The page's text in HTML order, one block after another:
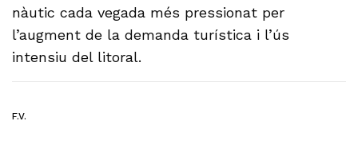
nàutic cada vegada més pressionat per
l’augment de la demanda turística i l’ús
intensiu del litoral.
F.V.